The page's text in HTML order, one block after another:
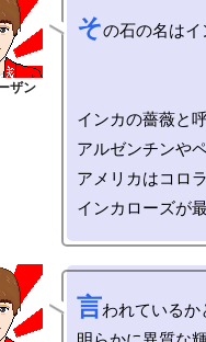
その石の名はイ
インカの薔薇と
アルゼンチンや
アメリカはコロ
言われているか